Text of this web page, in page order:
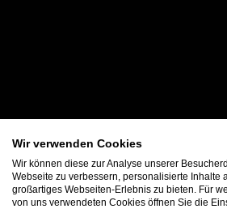
Wir verwenden Cookies
Wir können diese zur Analyse unserer
Webseite zu verbessern, personalisierte Inhalte
großartiges Webseiten-Erlebnis zu bieten. Für
von uns verwendeten Cookies öffnen Sie die